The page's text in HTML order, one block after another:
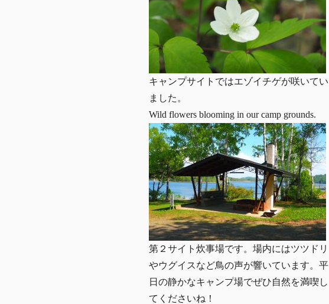
キャンプサイトではエゾイチゲが咲いてい
ました。
Wild flowers blooming in our camp grounds.
第２サイト炊事場です。場内にはツツドリ
やウグイスなど鳥の声が響いています。平
日の静かなキャンプ場でぜひ自然を満喫し
てくださいね！